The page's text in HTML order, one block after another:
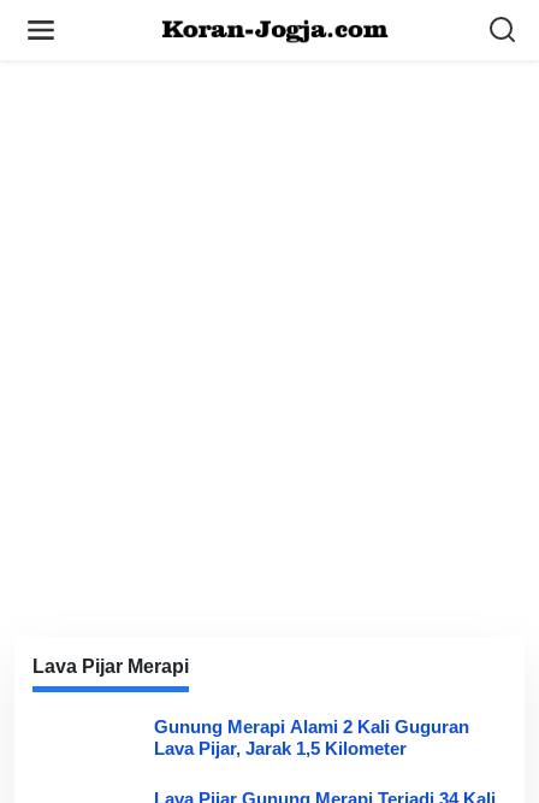
Lava Pijar Merapi
Gunung Merapi Alami 2 Kali Guguran
Lava Pijar, Jarak 1,5 Kilometer
Lava Pijar Gunung Merapi Terjadi 34 Kali